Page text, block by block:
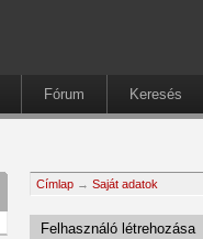
Fórum Keresés
Címlap → Saját adatok
Felhasználó létrehozása